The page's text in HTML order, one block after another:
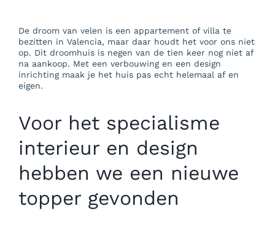
De droom van velen is een appartement of villa te
bezitten in Valencia, maar daar houdt het voor ons niet
op. Dit droomhuis is negen van de tien keer nog niet af
na aankoop. Met een verbouwing en een design
inrichting maak je het huis pas echt helemaal af en
eigen.
Voor het specialisme
interieur en design
hebben we een nieuwe
topper gevonden